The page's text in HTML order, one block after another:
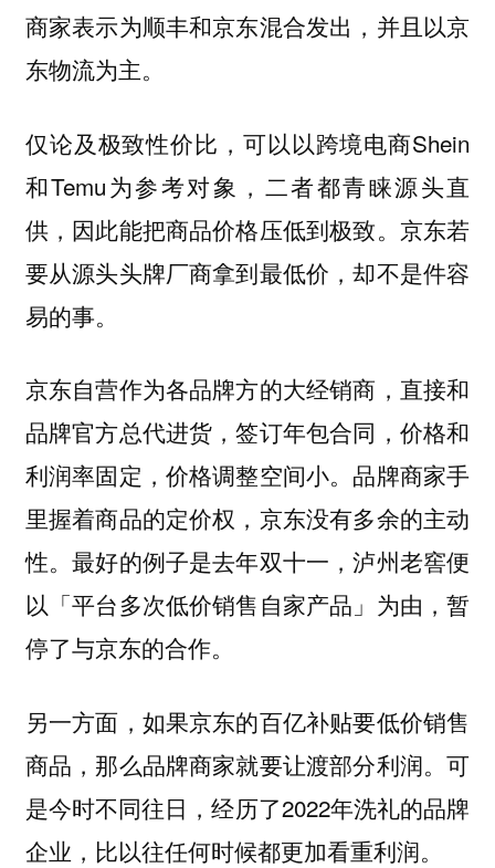
商家表示为顺丰和京东混合发出，并且以京
东物流为主。
仅论及极致性价比，可以以跨境电商Shein
和Temu为参考对象，二者都青睐源头直
供，因此能把商品价格压低到极致。京东若
要从源头头牌厂商拿到最低价，却不是件容
易的事。
京东自营作为各品牌方的大经销商，直接和
品牌官方总代进货，签订年包合同，价格和
利润率固定，价格调整空间小。品牌商家手
里握着商品的定价权，京东没有多余的主动
性。最好的例子是去年双十一，泸州老窖便
以「平台多次低价销售自家产品」为由，暂
停了与京东的合作。
另一方面，如果京东的百亿补贴要低价销售
商品，那么品牌商家就要让渡部分利润。可
是今时不同往日，经历了2022年洗礼的品牌
企业，比以往任何时候都更加看重利润。